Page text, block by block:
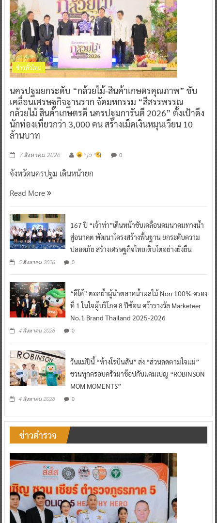
ข่าวทั่วไทย
นครปฐมยกระดับ “กล้วยไม้-สินค้าเกษตรคุณภาพ” ขับ
เคลื่อนเศรษฐกิจฐานราก จัดมหกรรม “สีสรรพรรณ
กล้วยไม้ สินค้าเกษตรดี นครปฐมการันตี 2026” ตั้งเป้าดึง
นักท่องเที่ยวกว่า 3,000 คน สร้างเม็ดเงินหมุนเวียน 10
ล้านบาท
7 สิงหาคม 2026 ^ jo ^ 0
จังหวัดนครปฐม เดินหน้ายก
Read More
167 ปี “เจ้าท่า”เดินหน้าขับเคลื่อนคมนาคมทางน้ำ
สู่อนาคต พัฒนาโครงสร้างพื้นฐาน ยกระดับความ
ปลอดภัย สร้างเศรษฐกิจไทยเติบโตอย่างยั่งยืน
5 สิงหาคม 2026 0
“ดีโด้” ตอกย้ำผู้นำตลาดน้ำผลไม้ Non 100% ครอง
ที่ 1 ในใจผู้บริโภค 8 ปีซ้อน คว้ารางวัล Marketeer
No.1 Brand Thailand 2025-2026
4 สิงหาคม 2026 0
วันแม่ปีนี้ “ห้างโรบินสัน” ส่ง “ส่วนลดตามใจแม่”
ชวนทุกครอบครัวมาช้อปกับแคมเปญ “ROBINSON
MOM MOMENTS”
4 สิงหาคม 2026 0
ข่าวตำรวจ